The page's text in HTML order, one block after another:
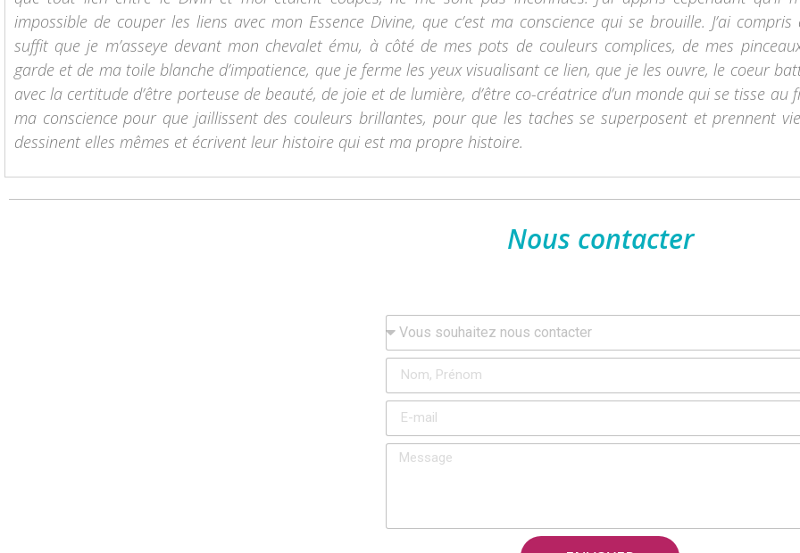
impossible de couper les liens avec mon Essence Divine, que c’est ma conscience qui se brouille. J’ai compris
suffit que je m’asseye devant mon chevalet ému, à côté de mes pots de couleurs complices, de mes
garde et de ma toile blanche d’impatience, que je ferme les yeux visualisant ce lien, que je les ouvre, le coeur
avec la certitude d’être porteuse de beauté, de joie et de lumière, d’être co-créatrice d’un monde qui se tisse au
ma conscience pour que jaillissent des couleurs brillantes, pour que les taches se superposent et prennent
dessinent elles mêmes et écrivent leur histoire qui est ma propre histoire.
Nous contacter